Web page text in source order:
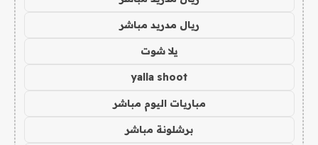
ريال مدريد مباشر
يلا شوت
yalla shoot
مباريات اليوم مباشر
برشلونة مباشر